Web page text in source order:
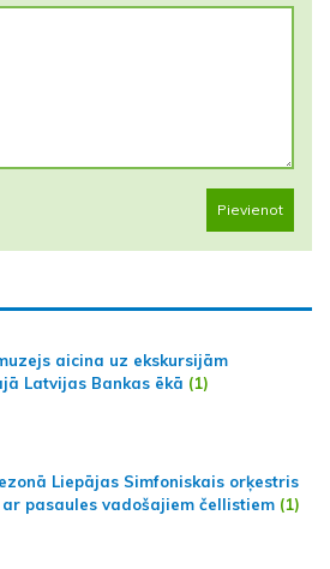
Pievienot
aicina uz ekskursijām
Latvijas Bankas ēkā (1)
Liepājas Simfoniskais orķestris
pasaules vadošajiem čellistiem (1)